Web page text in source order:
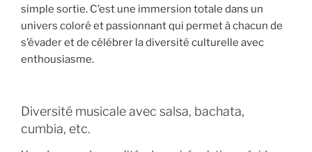
simple sortie. C’est une immersion totale dans un
univers coloré et passionnant qui permet à chacun de
s’évader et de célébrer la diversité culturelle avec
enthousiasme.
Diversité musicale avec salsa, bachata,
cumbia, etc.